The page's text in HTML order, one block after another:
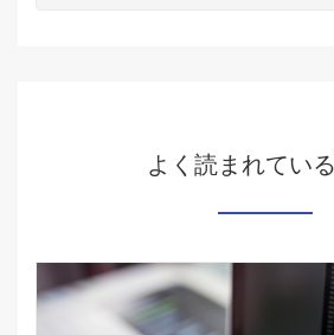
よく読まれてい